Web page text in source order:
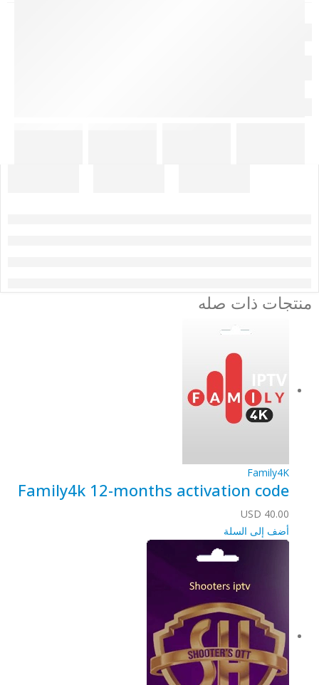
منتجات ذات صله
Family4K
Family4k 12-months activation code
USD 40.00
أضف إلى السلة